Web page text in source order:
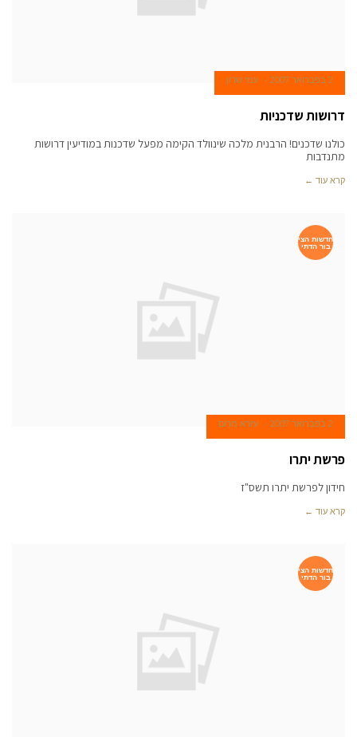
2 בפברואר 2007 עמי שרון
דרושות שדכניות
כולנו שדכנים! הרבנית מלכה שינוולד הקימה מפעל שדכנות במודיעין דרושות
מתנדבות
קרא עוד ←
חדשות הצי
בור הדתי
2 בפברואר 2007 עזרא מרום
פרשת יתרו
חידון לפרשת יתרו תשס"ז
קרא עוד ←
חדשות הצי
בור הדתי